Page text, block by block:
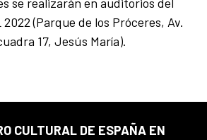
(Parque de los Próceres, Av.
17, Jesús María).
CULTURAL DE ESPAÑA EN